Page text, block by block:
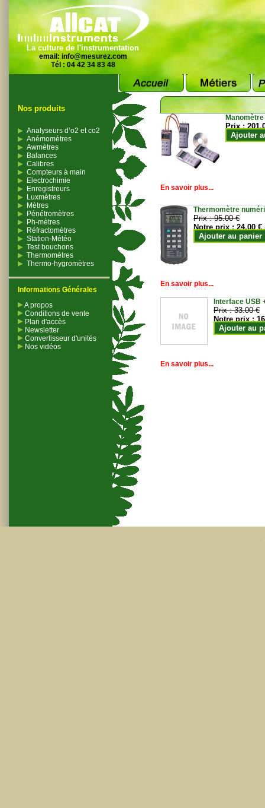
La culture de l'instrumentation
email: info@mesurez.com
Tél : 04 42 34 83 48
Nos produits
Analyseurs d’o2 et co2
Anémomètres
Awmètres
Balances
Calibres
Compteurs à main
Electrochimie
Enregistreurs
Luxmètres
Mètres
Pénétromètres
Ph-mètres
Réfractomètres
Station-Météo
Test bouchons
Thermomètres
Thermo-hygromètres
Informations Générales
A propos
Conditions de vente
Plan d'accès
Newsletter
Convertisseur d'unités
Nos vidéos
Prix :
Ajouter
En savoir plus...
Thermomètre
Prix :95.00 €
Notre prix :24.00 €
Ajouter au panier
En savoir plus...
Interface USB
Prix :33.00 €
Notre prix :
Ajouter au
En savoir plus...